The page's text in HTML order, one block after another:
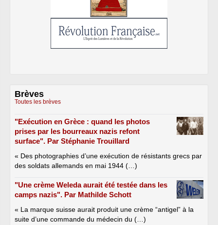
Brèves
Toutes les brèves
"Exécution en Grèce : quand les photos
prises par les bourreaux nazis refont
surface". Par Stéphanie Trouillard
« Des photographies d’une exécution de résistants grecs par
des soldats allemands en mai 1944 (…)
"Une crème Weleda aurait été testée dans les
camps nazis". Par Mathilde Schott
« La marque suisse aurait produit une crème “antigel” à la
suite d’une commande du médecin du (…)